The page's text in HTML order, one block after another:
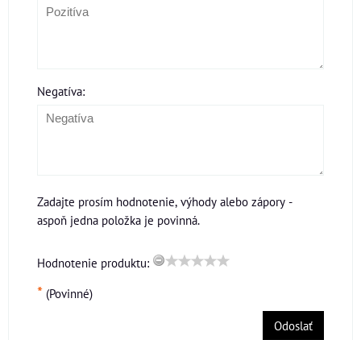
Negatíva:
Zadajte prosím hodnotenie, výhody alebo zápory -
aspoň jedna položka je povinná.
Hodnotenie produktu:
* (Povinné)
Odoslať